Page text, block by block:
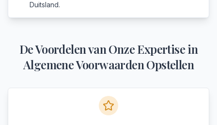
Duitsland.
De Voordelen van Onze Expertise in
Algemene Voorwaarden Opstellen